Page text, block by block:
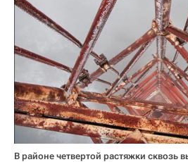
В районе четвертой растяжки сквозь